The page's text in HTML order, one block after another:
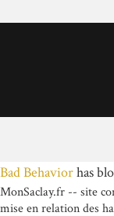
Bad Behaviorhas
MonSaclay.fr -- site
mise en relation des